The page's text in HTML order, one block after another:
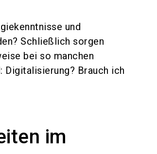
und
Schließlich sorgen
bei so manchen
Digitalisierung? Brauch ich
im